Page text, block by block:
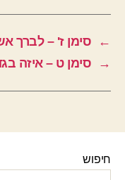
←
סימן ז' – לברך
→
סימן ט – איזה
חיפוש